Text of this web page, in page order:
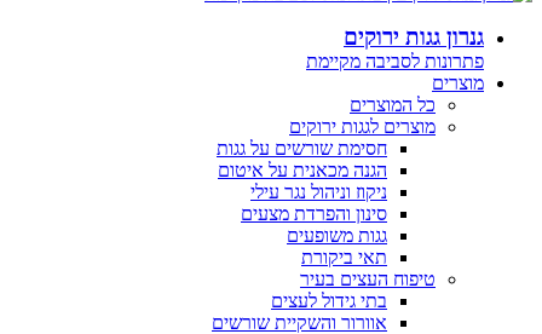
גנרון גגות ירוקים
פתרונות לסביבה מקיימת
מוצרים
כל המוצרים
מוצרים לגגות ירוקים
חסימת שורשים על גגות
הגנה מכאנית על איטום
ניקוז וניהול נגר עילי
סינון והפרדת מצעים
גגות משופעים
תאי ביקורת
טיפוח העצים בעיר
בתי גידול לעצים
אוורור והשקיית שורשים